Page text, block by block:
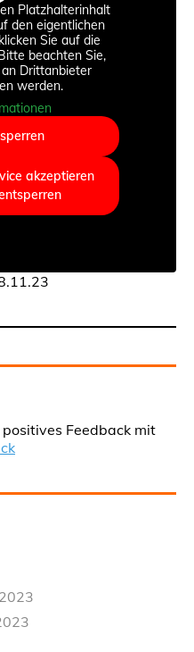
Platzhalterinhalt
den eigentlichen
Sie auf die
beachten Sie,
Drittanbieter
werden.
akzeptieren
Feedback mit